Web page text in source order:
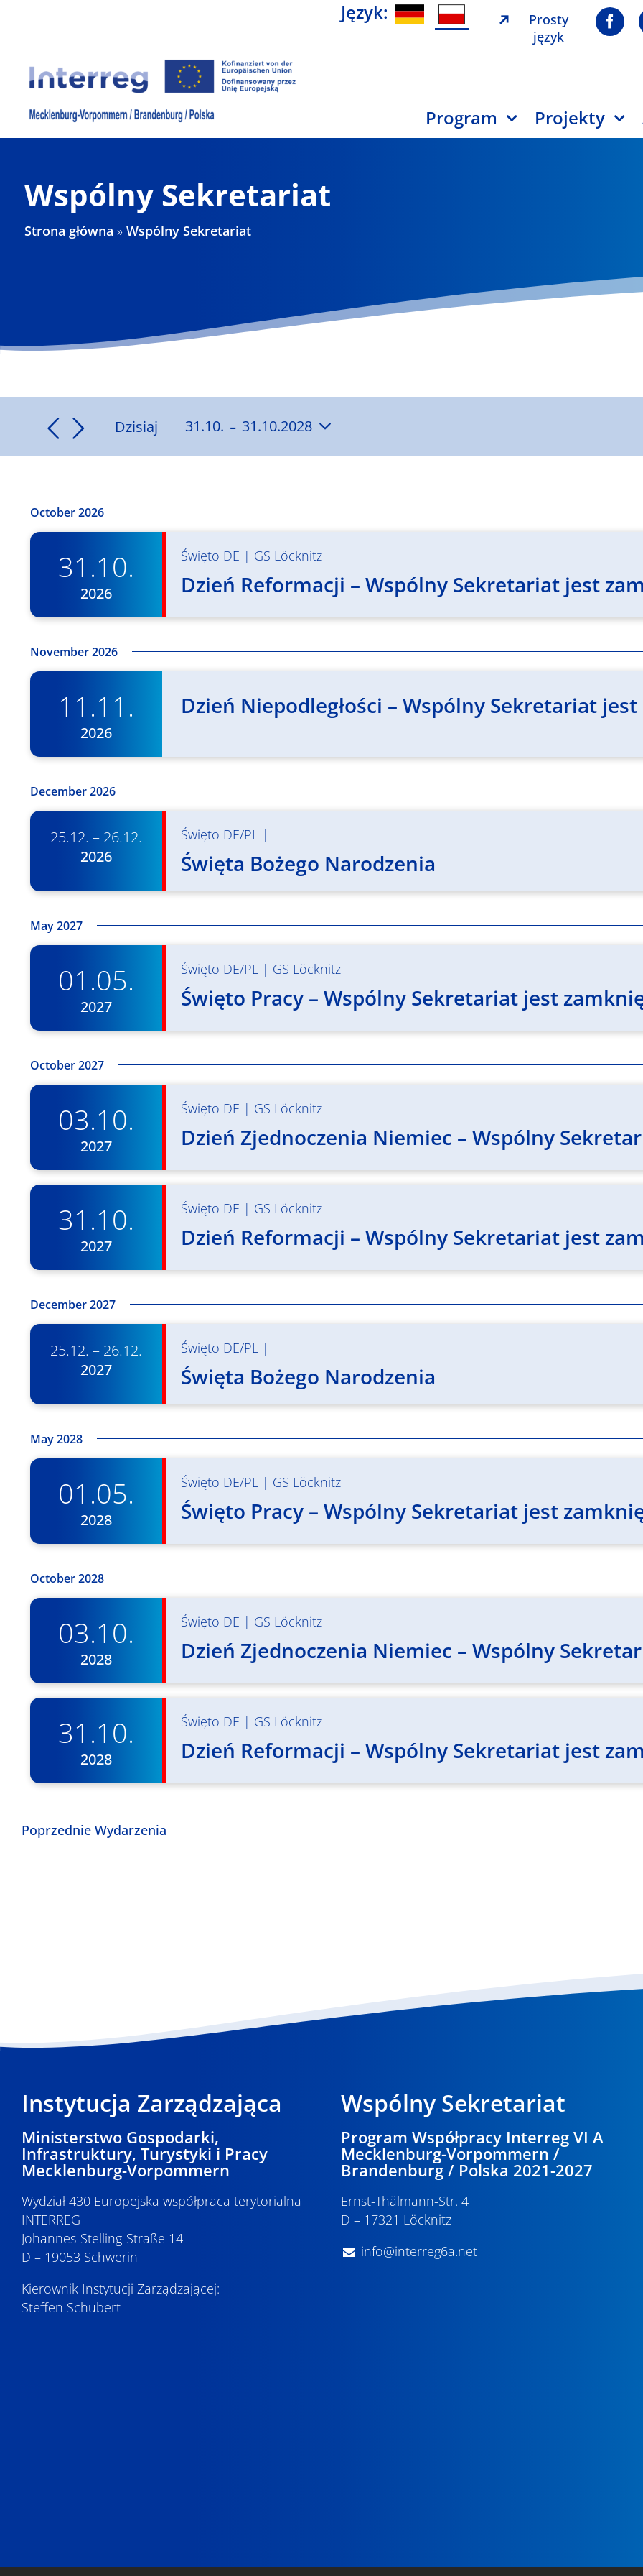
Język:
Prosty
język
Program Projekty
Wspólny Sekretariat
Strona główna »Wspólny Sekretariat
Dzisiaj 31.10. - 31.10.2028
Wybierz
October 2026
31.10.
2026
Święto DE | GS Löcknitz
Dzień Reformacji – Wspólny Sekretariat jest
November 2026
11.11.
2026
Dzień Niepodległości – Wspólny Sekretariat
December 2026
25.12. – 26.12.
2026
Święto DE/PL |
Święta Bożego Narodzenia
May 2027
01.05.
2027
Święto DE/PL | GS Löcknitz
Święto Pracy – Wspólny Sekretariat jest
October 2027
03.10.
2027
Święto DE | GS Löcknitz
Dzień Zjednoczenia Niemiec – Wspólny
31.10.
2027
Święto DE | GS Löcknitz
Dzień Reformacji – Wspólny Sekretariat jest
December 2027
25.12. – 26.12.
2027
Święto DE/PL |
Święta Bożego Narodzenia
May 2028
01.05.
2028
Święto DE/PL | GS Löcknitz
Święto Pracy – Wspólny Sekretariat jest
October 2028
03.10.
2028
Święto DE | GS Löcknitz
Dzień Zjednoczenia Niemiec – Wspólny
31.10.
2028
Święto DE | GS Löcknitz
Dzień Reformacji – Wspólny Sekretariat jest
PoprzednieWydarzenia
Instytucja Zarządzająca
Ministerstwo Gospodarki,
Infrastruktury, Turystyki i Pracy
Mecklenburg-Vorpommern
Wydział 430 Europejska współpraca terytorialna
INTERREG
Johannes-Stelling-Straße 14
D – 19053 Schwerin
Kierownik Instytucji Zarządzającej:
Steffen Schubert
Wspólny Sekretariat
Program Współpracy Interreg VI A
Mecklenburg-Vorpommern /
Brandenburg / Polska 2021-2027
Ernst-Thälmann-Str. 4
D – 17321 Löcknitz
info@interreg6a.net